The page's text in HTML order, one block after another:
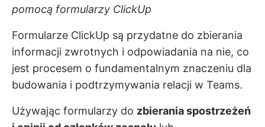
pomocą formularzy ClickUp
Formularze ClickUp są przydatne do zbierania
informacji zwrotnych i odpowiadania na nie, co
jest procesem o fundamentalnym znaczeniu dla
budowania i podtrzymywania relacji w Teams.
Używając formularzy do zbierania spostrzeżeń